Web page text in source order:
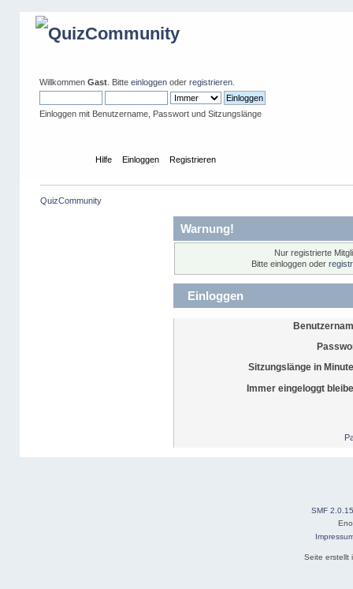
Willkommen Gast. Bitte einloggenoder registrieren.
Einloggen mit Benutzername, Passwort und Sitzungslänge
Hilfe Einloggen Registrieren
QuizCommunity
Warnung!
Nur registrierte
Bitte einloggen oder
Einloggen
Sitzungslänge in
Immer eingeloggt
SMF 2.0.15
Seite erstellt